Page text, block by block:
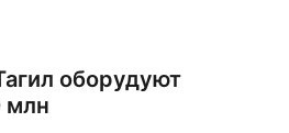
оборудуют
млн